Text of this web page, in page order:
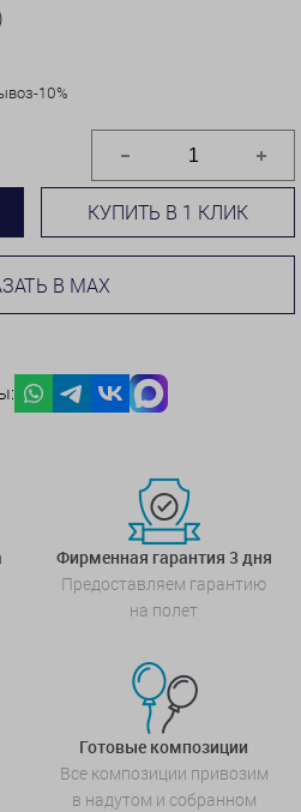
10%
КУПИТЬ В 1 КЛИК
В MAX
Фирменная гарантия 3 дня
Предоставляем гарантию
на полет
Готовые композиции
Все композиции привозим
в надутом и собранном